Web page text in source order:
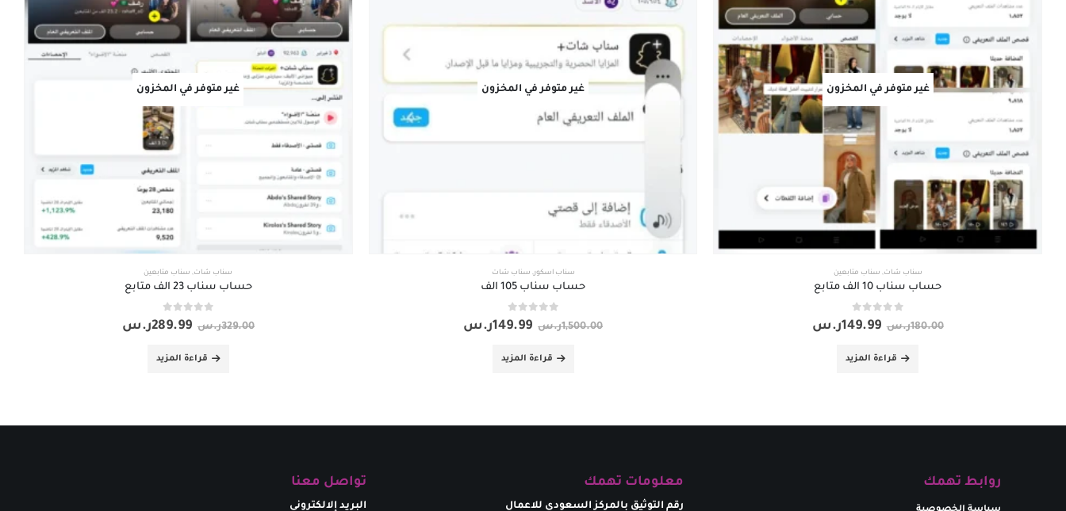
غير متوفر في المخزون
سناب شات, سناب متابعين
حساب سناب 10 الف متابع
180.00ر.س 149.99ر.س
قراءة المزيد
غير متوفر في المخزون
سناب اسكور, سناب شات
حساب سناب 105 الف
1,500.00ر.س 149.99ر.س
قراءة المزيد
غير متوفر في المخزون
سناب شات, سناب متابعين
حساب سناب 23 الف متابع
329.00ر.س 289.99ر.س
قراءة المزيد
روابط تهمك معلومات تهمك
رقم التوثيق بالمركز السعودي للاعمال
تواصل معنا
البريد إلالكتروني